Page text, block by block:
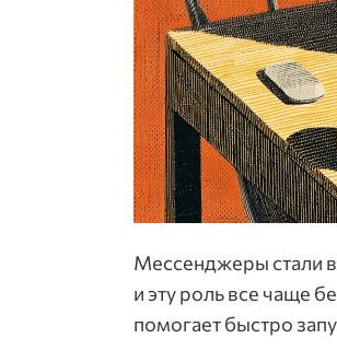
Мессенджеры стали
и эту роль все чаще
помогает быстро